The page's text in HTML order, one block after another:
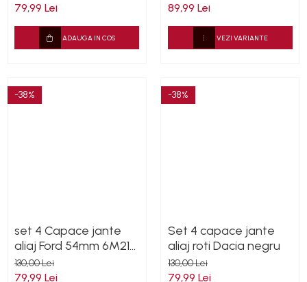
79,99 Lei
ADAUGA IN COS
89,99 Lei
VEZI VARIANTE
-38%
set 4 Capace jante
aliaj Ford 54mm 6M21-
1003-AA
130,00 Lei
79,99 Lei
-38%
Set 4 capace jante
aliaj roti Dacia negru
130,00 Lei
79,99 Lei